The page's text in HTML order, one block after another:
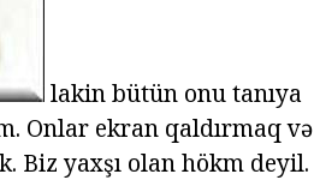
lakin bütün onu tanıya
Onlar ekran qaldırmaq və
Biz yaxşı olan hökm deyil.